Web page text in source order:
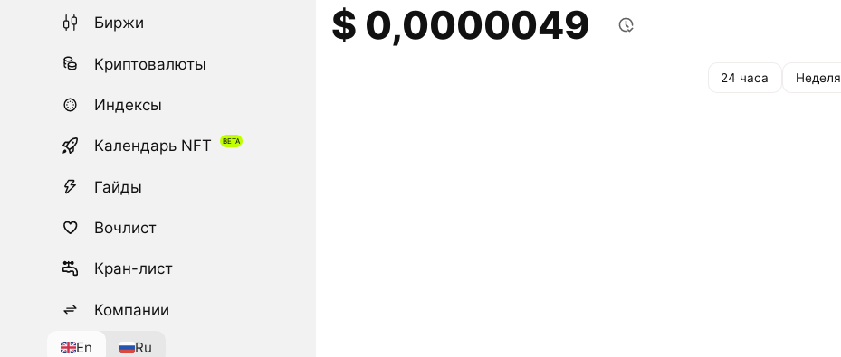
Биржи
Криптовалюты
Индексы
Календарь NFT
Гайды
Вочлист
Кран-лист
Компании
En Ru
$ 0,0000049
24 часа Неделя